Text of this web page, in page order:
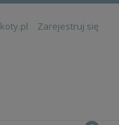
Zarejestruj się